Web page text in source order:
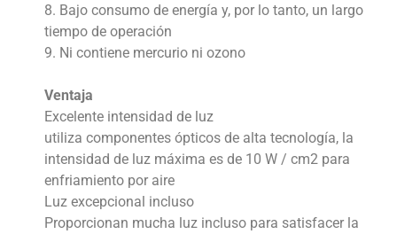
8. Bajo consumo de energía y, por lo tanto, un largo
tiempo de operación
9. Ni contiene mercurio ni ozono
Ventaja
Excelente intensidad de luz
utiliza componentes ópticos de alta tecnología, la
intensidad de luz máxima es de 10 W / cm2 para
enfriamiento por aire
Luz excepcional incluso
Proporcionan mucha luz incluso para satisfacer la